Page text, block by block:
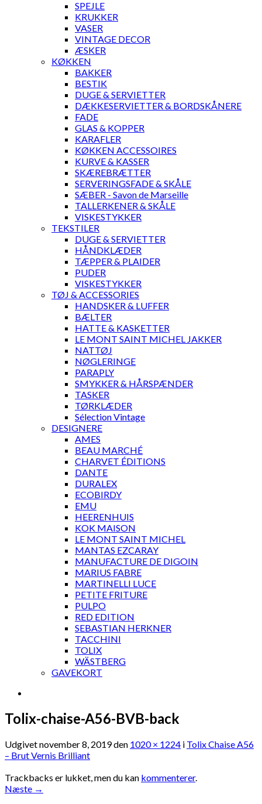
SPEJLE
KRUKKER
VASER
VINTAGE DECOR
ÆSKER
KØKKEN
BAKKER
BESTIK
DUGE & SERVIETTER
DÆKKESERVIETTER & BORDSKÅNERE
FADE
GLAS & KOPPER
KARAFLER
KØKKEN ACCESSOIRES
KURVE & KASSER
SKÆREBRÆTTER
SERVERINGSFADE & SKÅLE
SÆBER - Savon de Marseille
TALLERKENER & SKÅLE
VISKESTYKKER
TEKSTILER
DUGE & SERVIETTER
HÅNDKLÆDER
TÆPPER & PLAIDER
PUDER
VISKESTYKKER
TØJ & ACCESSORIES
HANDSKER & LUFFER
BÆLTER
HATTE & KASKETTER
LE MONT SAINT MICHEL JAKKER
NATTØJ
NØGLERINGE
PARAPLY
SMYKKER & HÅRSPÆNDER
TASKER
TØRKLÆDER
Sélection Vintage
DESIGNERE
AMES
BEAU MARCHÉ
CHARVET ÉDITIONS
DANTE
DURALEX
ECOBIRDY
EMU
HEERENHUIS
KOK MAISON
LE MONT SAINT MICHEL
MANTAS EZCARAY
MANUFACTURE DE DIGOIN
MARIUS FABRE
MARTINELLI LUCE
PETITE FRITURE
PULPO
RED EDITION
SEBASTIAN HERKNER
TACCHINI
TOLIX
WÄSTBERG
GAVEKORT
Tolix-chaise-A56-BVB-back
Udgivetnovember 8, 2019den 1020 × 1224 i Tolix Chaise A56
– Brut Vernis Brilliant
Trackbacks er lukket, men du kan kommenterer.
Næste →